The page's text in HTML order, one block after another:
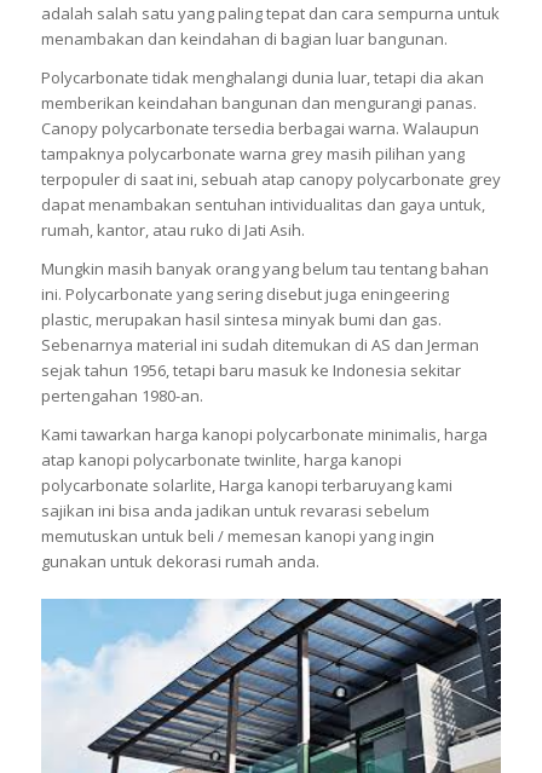
adalah salah satu yang paling tepat dan cara sempurna untuk
menambakan dan keindahan di bagian luar bangunan.
Polycarbonate tidak menghalangi dunia luar, tetapi dia akan
memberikan keindahan bangunan dan mengurangi panas.
Canopy polycarbonate tersedia berbagai warna. Walaupun
tampaknya polycarbonate warna grey masih pilihan yang
terpopuler di saat ini, sebuah atap canopy polycarbonate grey
dapat menambakan sentuhan intividualitas dan gaya untuk,
rumah, kantor, atau ruko di Jati Asih.
Mungkin masih banyak orang yang belum tau tentang bahan
ini. Polycarbonate yang sering disebut juga eningeering
plastic, merupakan hasil sintesa minyak bumi dan gas.
Sebenarnya material ini sudah ditemukan di AS dan Jerman
sejak tahun 1956, tetapi baru masuk ke Indonesia sekitar
pertengahan 1980-an.
Kami tawarkan harga kanopi polycarbonate minimalis, harga
atap kanopi polycarbonate twinlite, harga kanopi
polycarbonate solarlite, Harga kanopi terbaruyang kami
sajikan ini bisa anda jadikan untuk revarasi sebelum
memutuskan untuk beli / memesan kanopi yang ingin
gunakan untuk dekorasi rumah anda.